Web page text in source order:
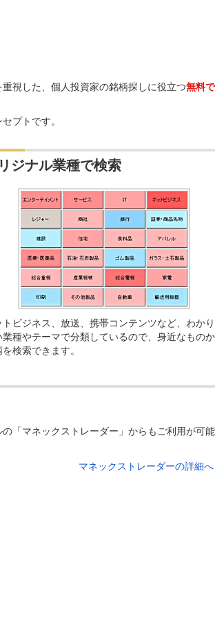
視した、個人投資家の銘柄探しに役立つ無料
プトです。
ジナル業種で検索
トビジネス、放送、携帯コンテンツなど、わか
業種やテーマで分類しているので、身近なもの
検索できます。
「マネックストレーダー」からもご利用が可
マネックストレーダーの詳細へ